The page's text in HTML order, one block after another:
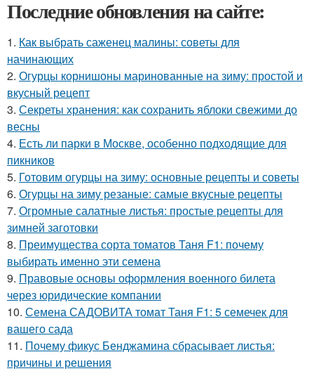
Последние обновления на сайте:
1. Как выбрать саженец малины: советы для
начинающих
2. Огурцы корнишоны маринованные на зиму: простой и
вкусный рецепт
3. Секреты хранения: как сохранить яблоки свежими до
весны
4. Есть ли парки в Москве, особенно подходящие для
пикников
5. Готовим огурцы на зиму: основные рецепты и советы
6. Огурцы на зиму резаные: самые вкусные рецепты
7. Огромные салатные листья: простые рецепты для
зимней заготовки
8. Преимущества сорта томатов Таня F1: почему
выбирать именно эти семена
9. Правовые основы оформления военного билета
через юридические компании
10. Семена САДОВИТА томат Таня F1: 5 семечек для
вашего сада
11. Почему фикус Бенджамина сбрасывает листья:
причины и решения